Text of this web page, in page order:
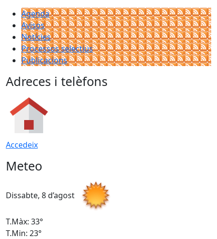
Agenda
Avisos
Notícies
Processos selectius
Publicacions
Adreces i telèfons
Accedeix
Meteo
Dissabte, 8 d’agost
T.Màx: 33°
T.Min: 23°